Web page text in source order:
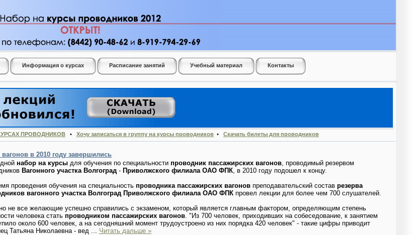
Информация о курсах Расписание занятий Учебный материал Контакты
ПРОВОДНИКОВ • Хочу записаться в группу на курсы проводников • Скачать билеты для проводников
в 2010 году завершились
набор на курсы для обучения по специальности проводник пассажирских вагонов , проводимый резервом
Вагонного участка Волгоград - Приволжского филиала ОАО ФПК , в 2010 году подошел к концу.
проведения обучения на специальность проводника пассажирских вагонов преподавательский состав резерва
вагонного участка Волгоград Приволжского филиала ОАО ФПК провел лекции для более чем 700 слушателей.
не все желающие успешно справились с экзаменом, который является главным фактором, определяющим степень
человека стать проводником пассажирских вагонов . "Из 700 человек, приходивших на собеседование, к занятием
около 600 человек, а на сегодняшний момент трудоустроено из них порядка 420 человек" - такие цифры приводит
Татьяна Николаевна - вед
Читать дальше »